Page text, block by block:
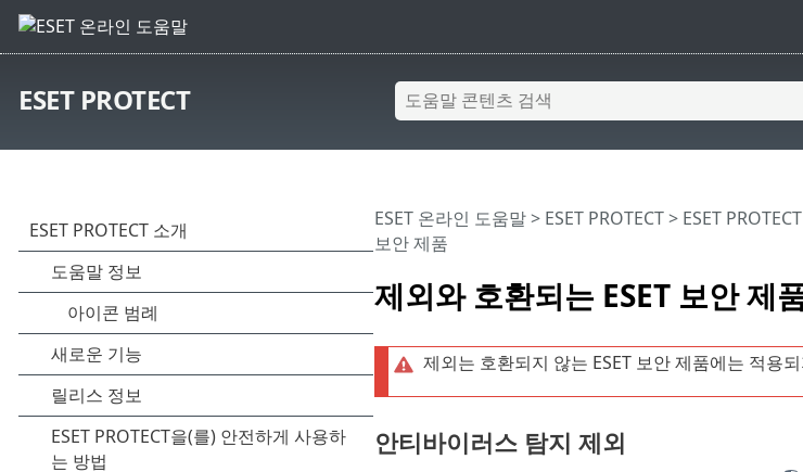
ESET PROTECT
제외와 호환되는 ESET 보안 제
ESET 온라인 도움말> ESET PROTECT> ESET
보안 제품
제외는 호환되지 않는 ESET 보안 제품에는 적용
안티바이러스 탐지 제외